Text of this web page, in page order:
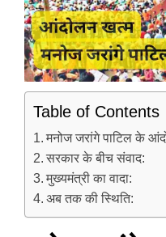
Table of Contents
मनोज जरांगे पाटिल के
सरकार के बीच संवाद:
मुख्यमंत्री का वादा:
अब तक की स्थिति: